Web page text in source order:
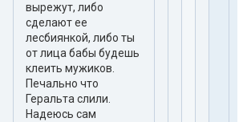
вырежут, либо
сделают ее
лесбиянкой, либо ты
от лица бабы будешь
клеить мужиков.
Печально что
Геральта слили.
Надеюсь сам